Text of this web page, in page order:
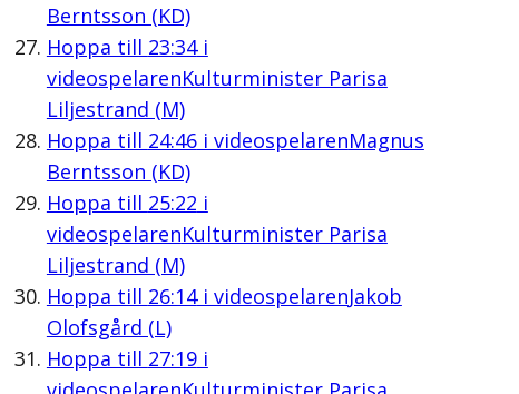
Berntsson (KD)
Hoppa till 23:34i
videospelarenKulturminister Parisa
Liljestrand (M)
Hoppa till 24:46i videospelarenMagnus
Berntsson (KD)
Hoppa till 25:22 i
videospelarenKulturminister Parisa
Liljestrand (M)
Hoppa till 26:14i videospelarenJakob
Olofsgård (L)
Hoppa till 27:19i